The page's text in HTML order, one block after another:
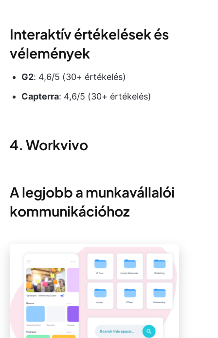
Interaktív értékelések és
vélemények
G2: 4,6/5 (30+ értékelés)
Capterra: 4,6/5 (30+ értékelés)
4. Workvivo
A legjobb a munkavállalói
kommunikációhoz